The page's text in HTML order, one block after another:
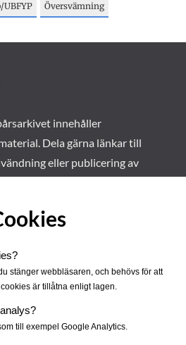
UBFYP Översvämning
innehåller
Dela gärna länkar till
eller publicering av
?
stänger webbläsaren, och behövs för att
är tillåtna enligt lagen.
?
till exempel Google Analytics.